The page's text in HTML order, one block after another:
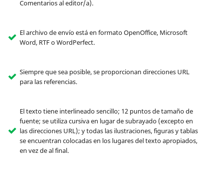
Comentarios al editor/a).
El archivo de envío está en formato OpenOffice, Microsoft
Word, RTF o WordPerfect.
Siempre que sea posible, se proporcionan direcciones URL
para las referencias.
El texto tiene interlineado sencillo; 12 puntos de tamaño de
fuente; se utiliza cursiva en lugar de subrayado (excepto en
las direcciones URL); y todas las ilustraciones, figuras y tablas
se encuentran colocadas en los lugares del texto apropiados,
en vez de al final.